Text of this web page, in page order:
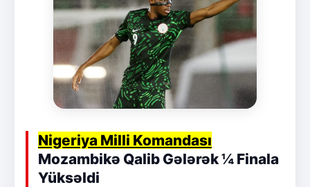
Nigeriya Milli Komandası
Mozambikə Qalib Gələrək ¼ Finala
Yüksəldi